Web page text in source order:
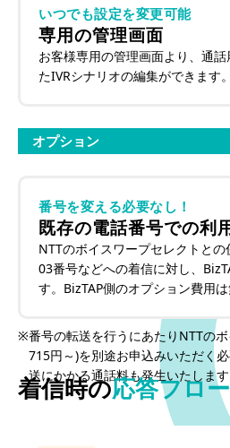
いつでも設定を変更可能
専用の管理画面
お客様専用の管理画面より、通
たIVRシナリオの編集ができます。
オプション
番号を変える必要なし！
既存の電話番号での利
NTTのボイスワープセレクトと
03番号などへの着信に対し、
す。BizTAP側のオプション費用は
※番号の転送を行うにあたりNTTの
715円～)を別途お申込みいただく
送にかかる通話料も発生いたしま
着信時の応答フロー